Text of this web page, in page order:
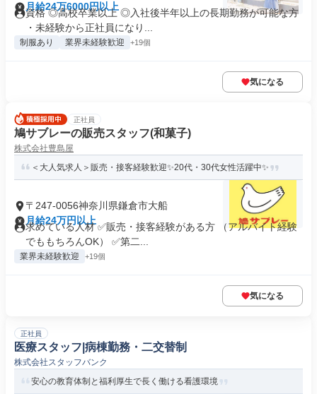
月給24万6000円以上
資格 ◎高校卒業以上 ◎入社後半年以上の長期勤務が可能な方
・未経験から正社員になり...
制服あり 業界未経験歓迎 +19個
気になる
正社員
鳩サブレーの販売スタッフ(和菓子)
株式会社豊島屋
＜大人気求人＞販売・接客経験歓迎✨20代・30代女性活躍中✨
〒247-0056神奈川県鎌倉市大船
月給24万円以上
求めている人材 ✅販売・接客経験がある方 （アルバイト経験
でももちろんOK） ✅第二...
業界未経験歓迎 +19個
気になる
正社員
医療スタッフ|病棟勤務・二交替制
株式会社スタッフバンク
安心の教育体制と福利厚生で長く働ける看護環境